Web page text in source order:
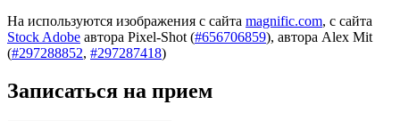
На используются изображения с сайта magnific.com, с сайта
Stock Adobe автора Pixel-Shot (#656706859), автора Alex Mit
(#297288852, #297287418)
Записаться на прием